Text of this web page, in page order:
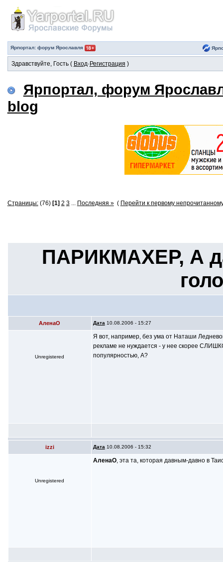
Ярпортал: форум Ярославля
Здравствуйте, Гость ( Вход· Регистрация )
Ярпортал, форум
blog
Страницы:(76) [1] 2 3... Последняя » ( Перейти к первому
ПАРИКМАХЕР, А
АленаО Дата 10.08.2006 - 15:27
Unregistered
Я вот, например, без ума от Наташи
рекламе не нуждается - у нее скорее
популярностью, А?
izzi Дата 10.08.2006 - 15:32
Unregistered
АленаО, эта та, которая давным-давно в